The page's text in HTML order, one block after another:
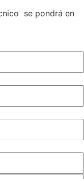
se pondrá en